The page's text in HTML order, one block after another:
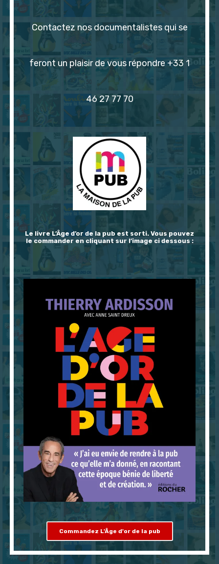
Contactez nos documentalistes qui se
feront un plaisir de vous répondre +33 1
46 27 77 70
Le livre L’Âge d’or de la pub est sorti. Vous pouvez
le commander en cliquant sur l’image ci dessous :
Commandez L'Âge d'or de la pub